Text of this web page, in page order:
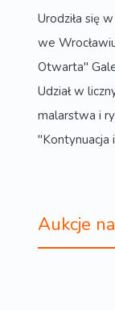
Urodziła się
we
Otwarta"
Udział w
malarstwa i
"Kontynuacja
Aukcje